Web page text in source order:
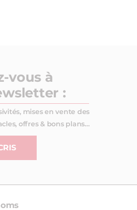
vous à
:
mises en vente des
offres & bons plans…